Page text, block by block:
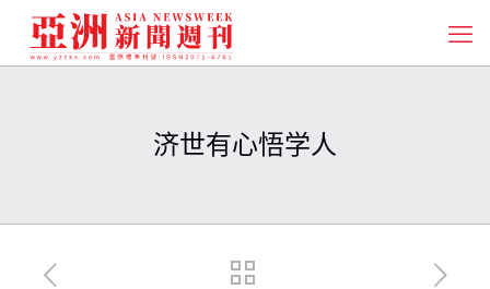
济世有心悟学人